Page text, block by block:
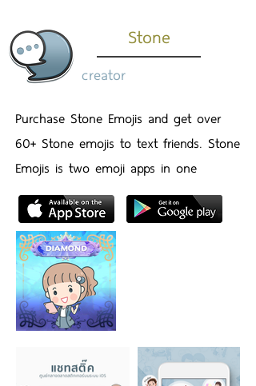
Stone
creator
Purchase Stone Emojis and get over
60+ Stone emojis to text friends. Stone
Emojis is two emoji apps in one